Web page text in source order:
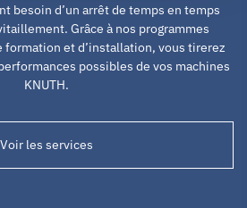
besoin d’un arrêt de temps en temps
Grâce à nos programmes
formation et d’installation, vous tirerez
possibles de vos machines
KNUTH.
Voir les services